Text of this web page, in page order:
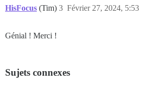
HisFocus (Tim) Février 27, 2024, 5:53
3
Génial ! Merci !
Sujets connexes